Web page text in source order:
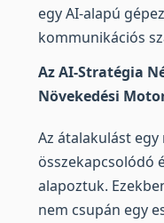
egy AI-alapú
kommunikációs
Az AI-Stratégia
Növekedési
Az átalakulást egy
összekapcsolódó
alapoztuk.
nem csupán egy